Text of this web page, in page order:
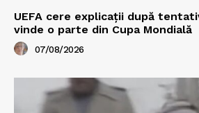
UEFA cere explicații după
vinde o parte din Cupa Mondială
07/08/2026